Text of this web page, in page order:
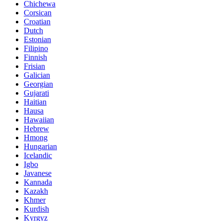
Chichewa
Corsican
Croatian
Dutch
Estonian
Filipino
Finnish
Frisian
Galician
Georgian
Gujarati
Haitian
Hausa
Hawaiian
Hebrew
Hmong
Hungarian
Icelandic
Igbo
Javanese
Kannada
Kazakh
Khmer
Kurdish
Kyrgyz